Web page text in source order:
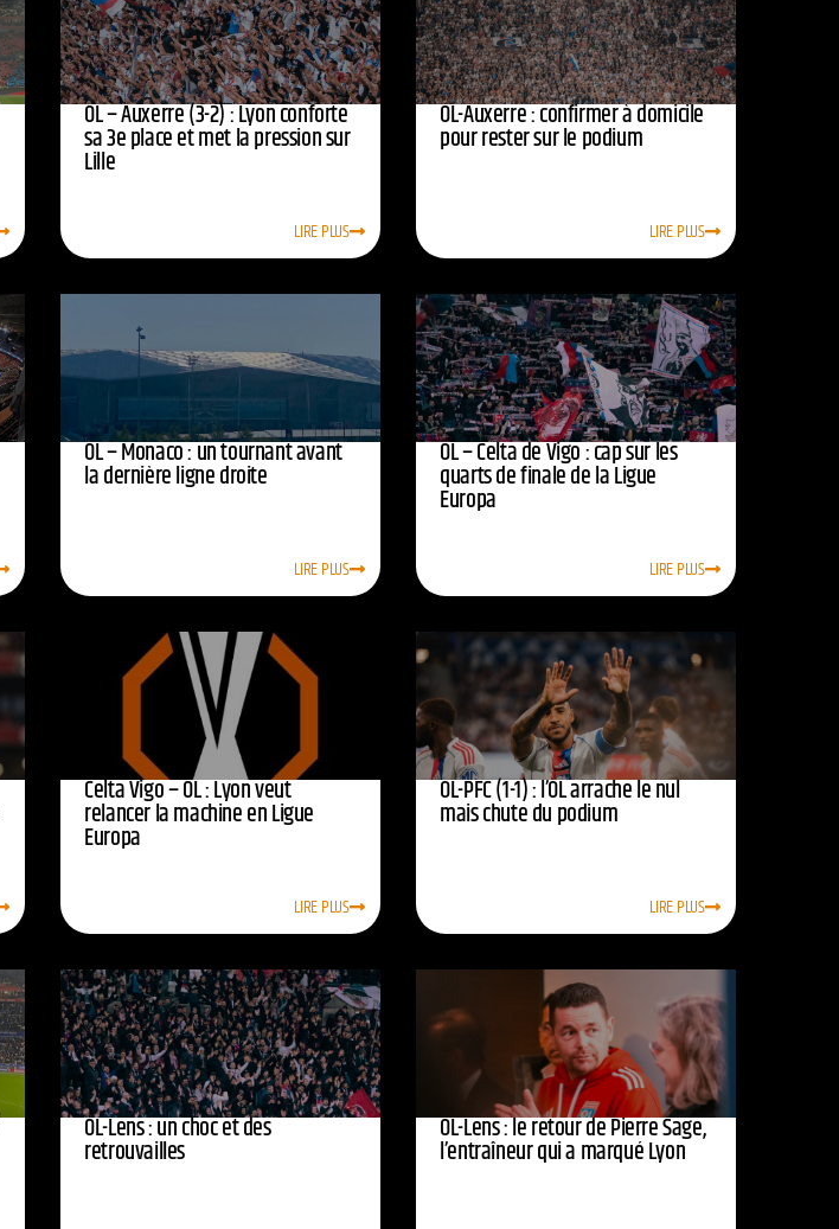
OL – Auxerre (3-2) : Lyon conforte
sa 3e place et met la pression sur
Lille
LIRE PLUS
OL-Auxerre : confirmer à domicile
pour rester sur le podium
LIRE PLUS
OL – Monaco : un tournant avant
la dernière ligne droite
LIRE PLUS
OL – Celta de Vigo : cap sur les
quarts de finale de la Ligue
Europa
LIRE PLUS
Celta Vigo – OL : Lyon veut
relancer la machine en Ligue
Europa
LIRE PLUS
OL-PFC (1-1) : l’OL arrache le nul
mais chute du podium
LIRE PLUS
OL-Lens : un choc et des
retrouvailles
OL-Lens : le retour de Pierre Sage,
l’entraîneur qui a marqué Lyon